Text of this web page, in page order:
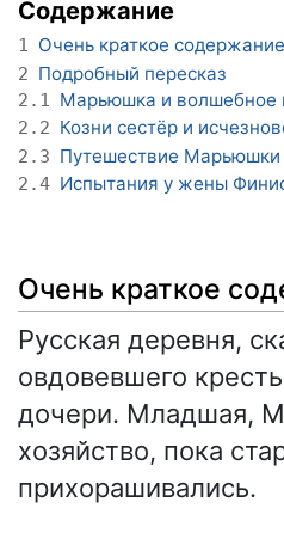
Содержание
1 Очень краткое содержание
2 Подробный пересказ
2.1 Марьюшка и волшебное
2.2 Козни сестёр и
2.3 Путешествие Марьюшки
2.4 Испытания у жены
Очень краткое
Русская деревня,
овдовевшего
дочери. Младшая,
хозяйство, пока
прихорашивались.